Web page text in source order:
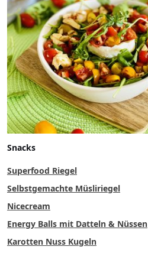
Snacks
Superfood Riegel
Selbstgemachte Müsliriegel
Nicecream
Energy Balls mit Datteln & Nüssen
Karotten Nuss Kugeln